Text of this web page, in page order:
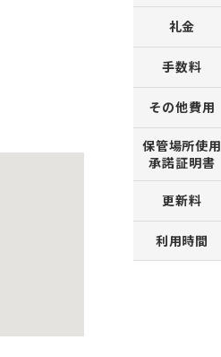
礼金
手数料
その他費用
保管場所使用
承諾証明書
更新料
利用時間